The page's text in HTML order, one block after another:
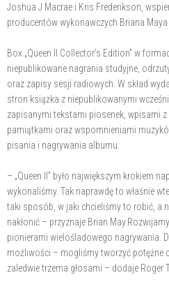
Joshua J Macrae i Kris Frederikson,
producentów wykonawczych Briana Maya
Box „Queen II Collector’s Edition” w
niepublikowane nagrania studyjne,
oraz zapisy sesji radiowych. W skład
stron książka z niepublikowanymi
zapisanymi tekstami piosenek, wpisami
pamiątkami oraz wspomnieniami
pisania i nagrywania albumu.
– „Queen II” było największym krokiem
wykonaliśmy. Tak naprawdę to właśnie
taki sposób, w jaki chcieliśmy to robić, a
nakłonić – przyznaje Brian
pionierami wielośladowego nagrywania.
możliwości – mogliśmy tworzyć potężne
zaledwie trzema głosami – dodaje Roger